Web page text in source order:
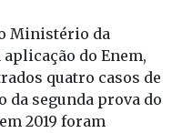
Ministério da
do Enem,
quatro casos de
segunda prova do
2019 foram